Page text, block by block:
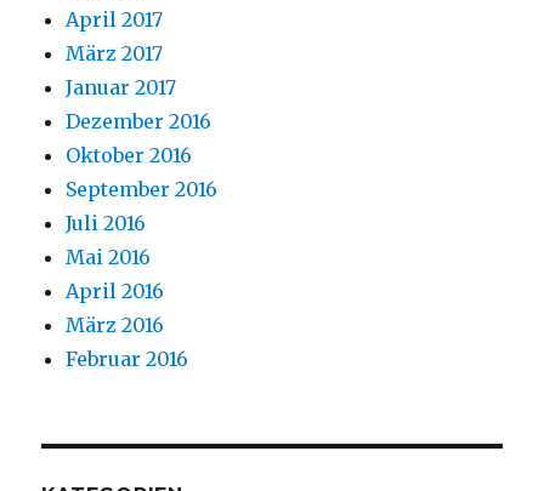
April 2017
März 2017
Januar 2017
Dezember 2016
Oktober 2016
September 2016
Juli 2016
Mai 2016
April 2016
März 2016
Februar 2016